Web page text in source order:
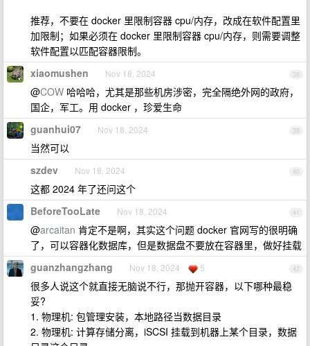
推荐，不要在 docker 里限制容器 cpu/内存，改成在软件配置里
加限制；如果必须在 docker 里限制容器 cpu/内存，则需要调整
软件配置以匹配容器限制。
38
xiaomushen Nov 18, 2024
@COW 哈哈哈，尤其是那些机房涉密，完全隔绝外网的政府，
国企，军工。用 docker ，珍爱生命
39
guanhui07 Nov 18, 2024
当然可以
40
szdev Nov 18, 2024
这都 2024 年了还问这个
41
BeforeTooLate Nov 18, 2024
@arcaitan 肯定不是啊，其实这个问题 docker 官网写的很明确
了，可以容器化数据库，但是数据盘不要放在容器里，做好挂载
42
guanzhangzhang Nov 18, 2024 5
很多人说这个就直接无脑说不行，那抛开容器，以下哪种最稳
妥?
1. 物理机: 包管理安装，本地路径当数据目录
2. 物理机: 计算存储分离，iSCSI 挂载到机器上某个目录，数据